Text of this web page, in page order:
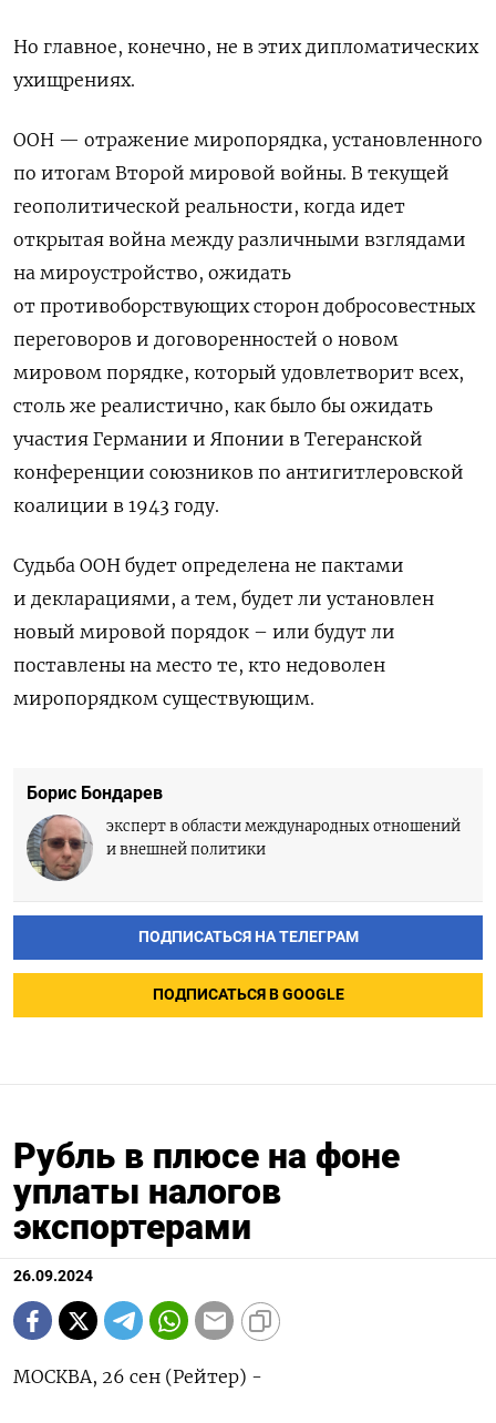
Но главное, конечно, не в этих дипломатических
ухищрениях.
ООН — отражение миропорядка, установленного
по итогам Второй мировой войны. В текущей
геополитической реальности, когда идет
открытая война между различными взглядами
на мироустройство, ожидать
от противоборствующих сторон добросовестных
переговоров и договоренностей о новом
мировом порядке, который удовлетворит всех,
столь же реалистично, как было бы ожидать
участия Германии и Японии в Тегеранской
конференции союзников по антигитлеровской
коалиции в 1943 году.
Судьба ООН будет определена не пактами
и декларациями, а тем, будет ли установлен
новый мировой порядок – или будут ли
поставлены на место те, кто недоволен
миропорядком существующим.
Борис Бондарев
эксперт в области международных отношений
и внешней политики
ПОДПИСАТЬСЯ НА ТЕЛЕГРАМ
ПОДПИСАТЬСЯ В GOOGLE
Рубль в плюсе на фоне
уплаты налогов
экспортерами
26.09.2024
МОСКВА, 26 сен (Рейтер) -